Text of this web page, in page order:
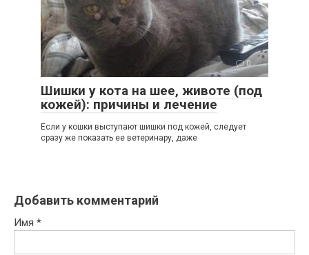
0
Шишки у кота на шее, животе (под
кожей): причины и лечение
Если у кошки выступают шишки под кожей, следует
сразу же показать ее ветеринару, даже
Добавить комментарий
Имя *